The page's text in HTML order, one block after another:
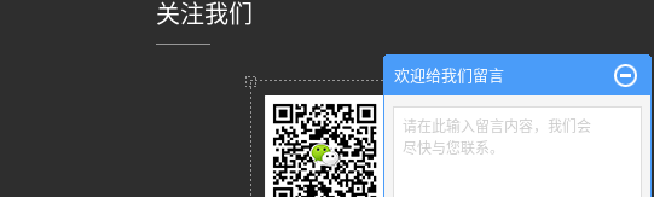
关注我们
欢迎给我们留言
请在此输入留言内容，我们会
尽快与您联系。